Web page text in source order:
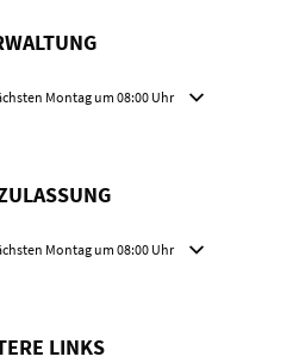
oder Schließzeiten auszublenden
Montag um 08:00 Uhr
oder Schließzeiten auszublenden
Montag um 08:00 Uhr
LINKS